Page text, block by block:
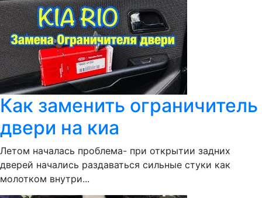
Как заменить ограничитель
двери на киа
Летом началась проблема- при открытии задних
дверей начались раздаваться сильные стуки как
молотком внутри...